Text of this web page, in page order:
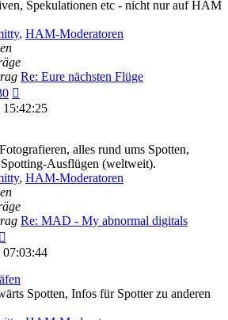
Spekulationen etc - nicht nur auf HAM
, HAM-Moderatoren
Re: Eure nächsten Flüge
Beitrag
15:42:25
alles rund ums Spotten,
Ausflügen (weltweit).
, HAM-Moderatoren
Re: MAD - My abnormal digitals
Beitrag
07:03:44
Spotten, Infos für Spotter zu anderen